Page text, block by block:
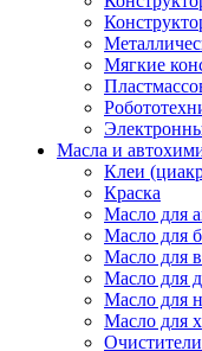
Мягкие
Масла и
Клеи
Краска
Масло для
Масло для
Масло для
Масло для
Масло для
Масло для